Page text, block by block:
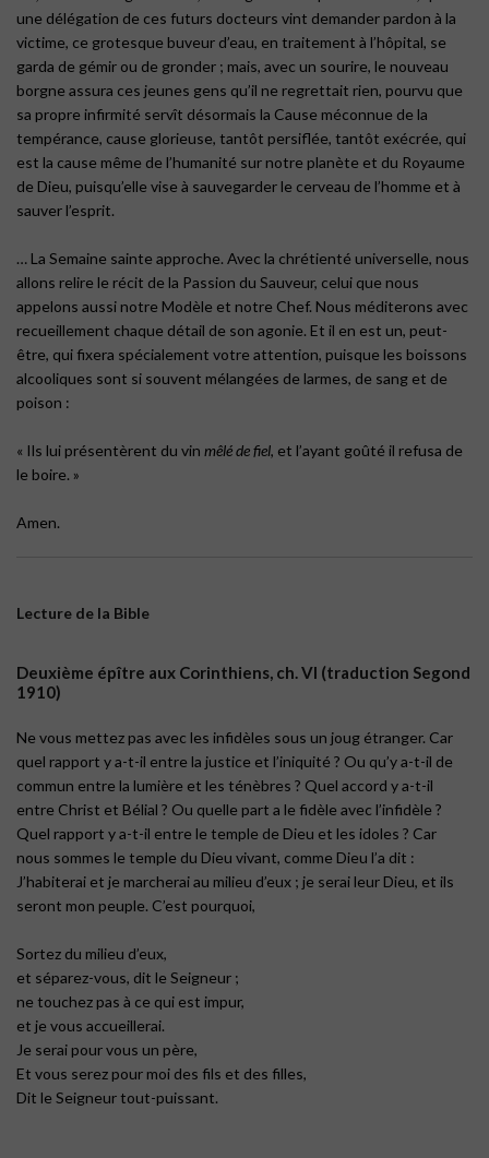
une délégation de ces futurs docteurs vint demander pardon à la
victime, ce grotesque buveur d’eau, en traitement à l’hôpital, se
garda de gémir ou de gronder ; mais, avec un sourire, le nouveau
borgne assura ces jeunes gens qu’il ne regrettait rien, pourvu que
sa propre infirmité servît désormais la Cause méconnue de la
tempérance, cause glorieuse, tantôt persiflée, tantôt exécrée, qui
est la cause même de l’humanité sur notre planète et du Royaume
de Dieu, puisqu’elle vise à sauvegarder le cerveau de l’homme et à
sauver l’esprit.
… La Semaine sainte approche. Avec la chrétienté universelle, nous
allons relire le récit de la Passion du Sauveur, celui que nous
appelons aussi notre Modèle et notre Chef. Nous méditerons avec
recueillement chaque détail de son agonie. Et il en est un, peut-
être, qui fixera spécialement votre attention, puisque les boissons
alcooliques sont si souvent mélangées de larmes, de sang et de
poison :
« Ils lui présentèrent du vin mêlé de fiel, et l’ayant goûté il refusa de
le boire. »
Amen.
Lecture de la Bible
Deuxième épître aux Corinthiens, ch. VI (traduction Segond
1910)
Ne vous mettez pas avec les infidèles sous un joug étranger. Car
quel rapport y a-t-il entre la justice et l’iniquité ? Ou qu’y a-t-il de
commun entre la lumière et les ténèbres ? Quel accord y a-t-il
entre Christ et Bélial ? Ou quelle part a le fidèle avec l’infidèle ?
Quel rapport y a-t-il entre le temple de Dieu et les idoles ? Car
nous sommes le temple du Dieu vivant, comme Dieu l’a dit :
J’habiterai et je marcherai au milieu d’eux ; je serai leur Dieu, et ils
seront mon peuple. C’est pourquoi,
Sortez du milieu d’eux,
et séparez-vous, dit le Seigneur ;
ne touchez pas à ce qui est impur,
et je vous accueillerai.
Je serai pour vous un père,
Et vous serez pour moi des fils et des filles,
Dit le Seigneur tout-puissant.